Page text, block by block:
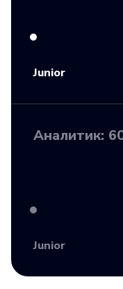
Junior
Аналитик:
Junior